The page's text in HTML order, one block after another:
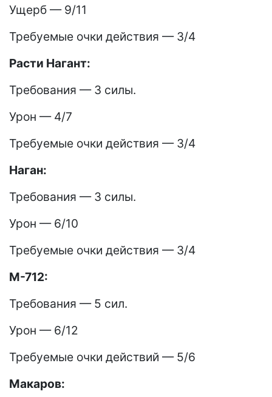
Ущерб — 9/11
Требуемые очки действия — 3/4
Расти Нагант:
Требования — 3 силы.
Урон — 4/7
Требуемые очки действия — 3/4
Наган:
Требования — 3 силы.
Урон — 6/10
Требуемые очки действия — 3/4
M-712:
Требования — 5 сил.
Урон — 6/12
Требуемые очки действий — 5/6
Макаров: